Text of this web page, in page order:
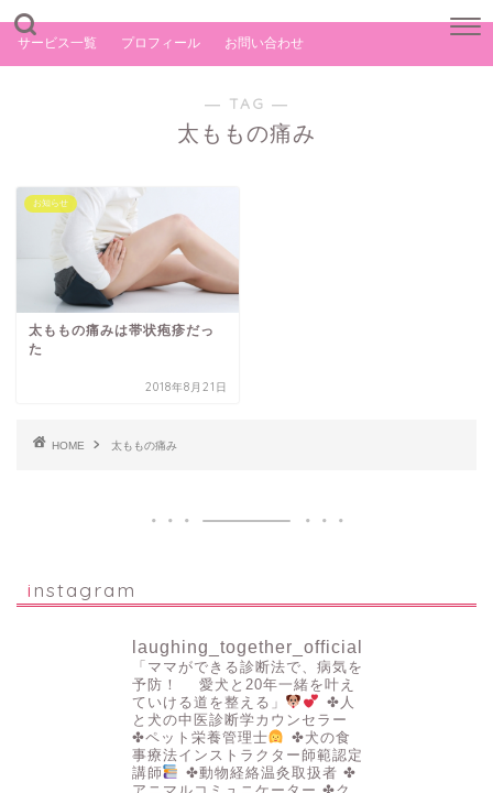
サービス一覧 プロフィール お問い合わせ
― TAG ―
太ももの痛み
お知らせ
太ももの痛みは帯状疱疹だっ
た
2018年8月21日
HOME 太ももの痛み
instagram
laughing_together_official
「ママができる診断法で、病気を
予防！
愛犬と20年一緒を叶え
ていける道を整える」
✤人
と犬の中医診断学カウンセラー
✤ペット栄養管理士
✤犬の食
事療法インストラクター師範認定
講師
✤動物経絡温灸取扱者 ✤